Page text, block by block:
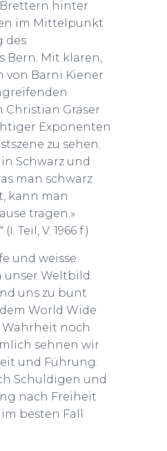
hinter
im Mittelpunkt
des
Bern. Mit klaren,
von Barni Kiener
Christian Gräser
Exponenten
zu sehen.
Schwarz und
man schwarz
kann man
tragen.»
Teil, V. 1966 f.)
und weisse
unser Weltbild.
uns zu bunt
World Wide
noch
sehnen wir
und Führung.
Schuldigen und
nach Freiheit
besten Fall